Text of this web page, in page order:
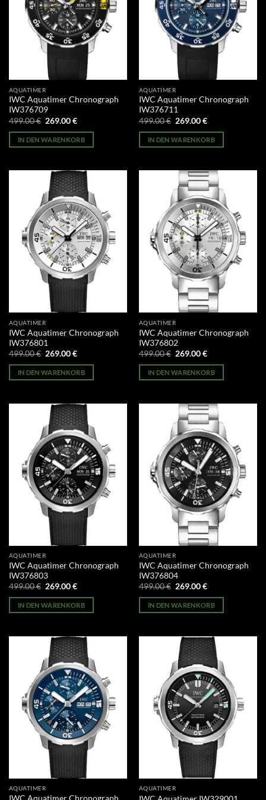
AQUATIMER
IWC Aquatimer Chronograph
IW376709
499.00€ Ursprünglicher
war:
499.00 €
269.00€Aktueller
ist:
269.00 €.
IN DEN WARENKORB
AQUATIMER
IWC Aquatimer Chronograph
IW376711
499.00€ Ursprünglicher
war:
499.00 €
269.00€Aktueller
ist:
269.00 €.
IN DEN WARENKORB
AQUATIMER
IWC Aquatimer Chronograph
IW376801
499.00€ Ursprünglicher
war:
499.00 €
269.00€Aktueller
ist:
269.00 €.
IN DEN WARENKORB
AQUATIMER
IWC Aquatimer Chronograph
IW376802
499.00€ Ursprünglicher
war:
499.00 €
269.00€Aktueller
ist:
269.00 €.
IN DEN WARENKORB
AQUATIMER
IWC Aquatimer Chronograph
IW376803
499.00€ Ursprünglicher
war:
499.00 €
269.00€Aktueller
ist:
269.00 €.
IN DEN WARENKORB
AQUATIMER
IWC Aquatimer Chronograph
IW376804
499.00€ Ursprünglicher
war:
499.00 €
269.00€Aktueller
ist:
269.00 €.
IN DEN WARENKORB
AQUATIMER AQUATIMER